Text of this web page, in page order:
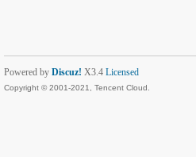
Powered by Discuz! X3.4 Licensed
Copyright © 2001-2021, Tencent Cloud.